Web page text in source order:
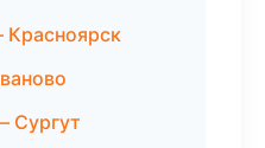
Сургут